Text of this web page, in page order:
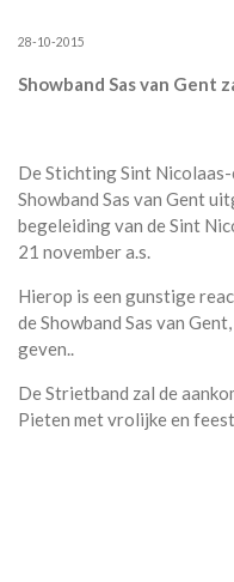
28-10-2015
Showband Sas van Gent
De Stichting Sint
Showband Sas van Gent
begeleiding van de Sint
21 november a.s.
Hierop is een gunstige
de Showband Sas van
geven..
De Strietband zal de
Pieten met vrolijke en